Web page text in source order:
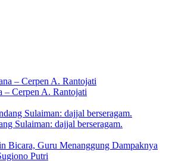
– Cerpen A. Rantojati
Sulaiman: dajjal berseragam.